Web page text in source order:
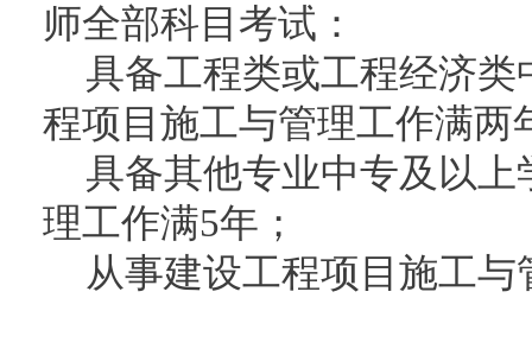
师全部科目考试：
具备工程类或工程经济
程项目施工与管理工作满两
具备其他专业中专及以
理工作满5年；
从事建设工程项目施工